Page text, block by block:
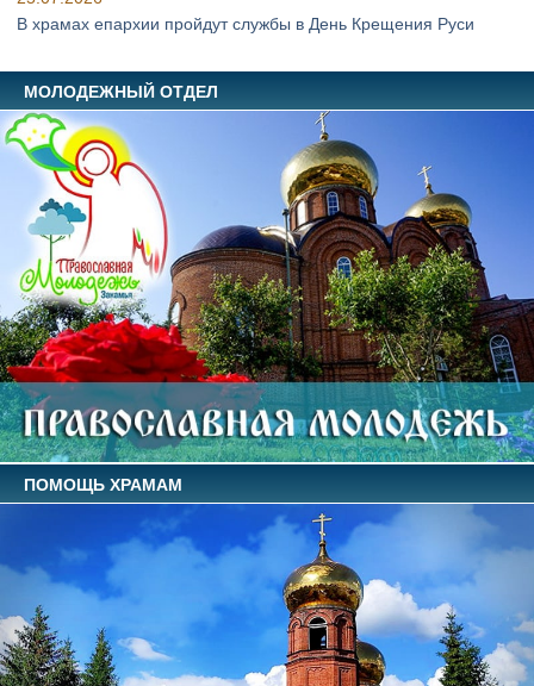
В храмах епархии пройдут службы в День Крещения Руси
МОЛОДЕЖНЫЙ ОТДЕЛ
ПОМОЩЬ ХРАМАМ